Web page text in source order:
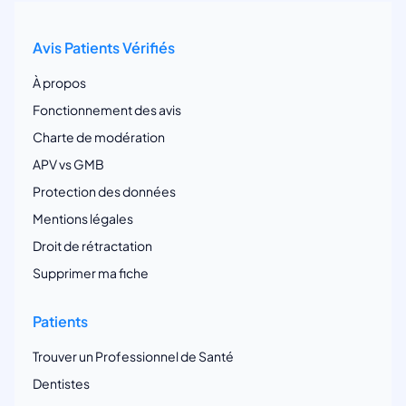
Avis Patients Vérifiés
À propos
Fonctionnement des avis
Charte de modération
APV vs GMB
Protection des données
Mentions légales
Droit de rétractation
Supprimer ma fiche
Patients
Trouver un Professionnel de Santé
Dentistes